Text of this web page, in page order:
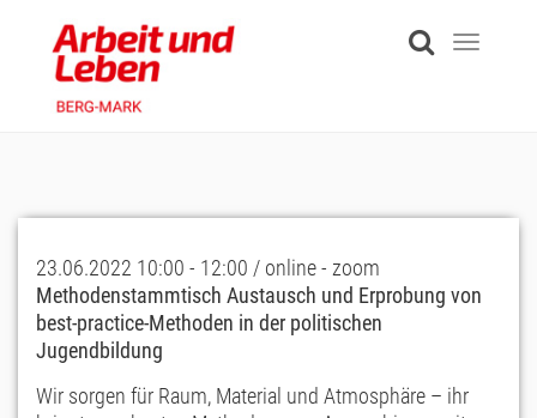
content
Toggle
23.06.2022 10:00 - 12:00 / online - zoom
Methodenstammtisch Austausch und Erprobung von
best-practice-Methoden in der politischen
Jugendbildung
Wir sorgen für Raum, Material und Atmosphäre – ihr